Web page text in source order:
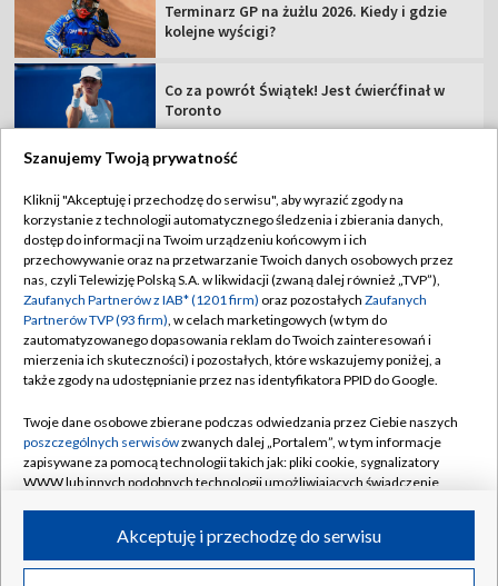
Terminarz GP na żużlu 2026. Kiedy i gdzie
kolejne wyścigi?
Co za powrót Świątek! Jest ćwierćfinał w
Toronto
TVP
Abonament TVP
Sklep TVP
Biuro Reklamy
Oferta Handlowa
Emisja w TVP
Rada Programowa
Ogłoszenia przetargowe
Akademia Telewizyjna
Regulamin TVP
Polityka prywatności
Moje zgody
Biuro reklamy
Kanały
©2026 Telewizja Polska Spółka Akcyjna w likwidacji
Szanujemy Twoją prywatność
Kliknij "Akceptuję i przechodzę do serwisu", aby wyrazić zgody na
korzystanie z technologii automatycznego śledzenia i zbierania danych,
dostęp do informacji na Twoim urządzeniu końcowym i ich
przechowywanie oraz na przetwarzanie Twoich danych osobowych przez
nas, czyli Telewizję Polską S.A. w likwidacji (zwaną dalej również „TVP”),
Zaufanych Partnerów z IAB* (1201 firm) oraz pozostałych Zaufanych
Partnerów TVP (93 firm), w celach marketingowych (w tym do
zautomatyzowanego dopasowania reklam do Twoich zainteresowań i
mierzenia ich skuteczności) i pozostałych, które wskazujemy poniżej, a
także zgody na udostępnianie przez nas identyfikatora PPID do Google.
Twoje dane osobowe zbierane podczas odwiedzania przez Ciebie naszych
poszczególnych serwisówzwanych dalej „Portalem”, w tym informacje
zapisywane za pomocą technologii takich jak: pliki cookie, sygnalizatory
WWW lub innych podobnych technologii umożliwiających świadczenie
ruchu w Internecie.Akceptuję i przechodzę do serwisu